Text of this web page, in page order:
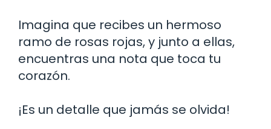
Imagina que recibes un hermoso
ramo de rosas rojas, y junto a ellas,
encuentras una nota que toca tu
corazón.
¡Es un detalle que jamás se olvida!